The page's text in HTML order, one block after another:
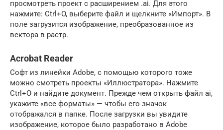
просмотреть проект с расширением .ai. Для этого
нажмите: Ctrl+O, выберите файл и щелкните «Импорт». В
поле загрузится изображение, преобразованное из
вектора в растр.
Acrobat Reader
Софт из линейки Adobe, с помощью которого тоже
можно смотреть проекты «Иллюстратора». Нажмите
Ctrl+O и найдите документ. Прежде чем открыть файл ai,
укажите «все форматы» — чтобы его значок
отображался в папке. После загрузки вы увидите
изображение, которое было разработано в Adobe